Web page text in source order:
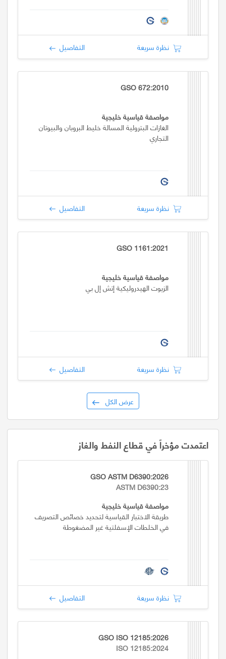
نظرة سريعة التفاصيل
GSO 672:2010
مواصفة قياسية خليجية
الغازات البترولية المسالة خليط البروبان والبيوتان
التجاري
نظرة سريعة التفاصيل
GSO 1161:2021
مواصفة قياسية خليجية
الزيوت الهيدروليكية إتش إل بي
نظرة سريعة التفاصيل
عرض الكل
اعتمدت مؤخراً في قطاع النفط والغاز
GSO ASTM D6390:2026
ASTM D6390:23
مواصفة قياسية خليجية
طريقة الاختبار القياسية لتحديد خصائص التصريف
في الخلطات الإسفلتية غير المضغوطة
نظرة سريعة التفاصيل
GSO ISO 12185:2026
ISO 12185:2024